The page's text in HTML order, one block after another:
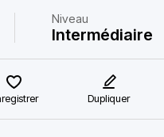
Niveau
Intermédiaire
Dupliquer